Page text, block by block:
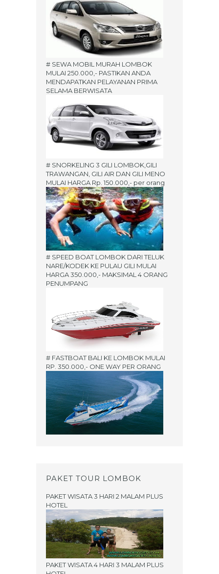
# SEWA MOBIL MURAH LOMBOK
MULAI 250.000,- PASTIKAN ANDA
MENDAPATKAN PELAYANAN PRIMA
SELAMA BERWISATA
# SNORKELING 3 GILI LOMBOK,GILI
TRAWANGAN, GILI AIR DAN GILI MENO
MULAI HARGA Rp. 150.000,- per orang
# SPEED BOAT LOMBOK DARI TELUK
NARE/KODEK KE PULAU GILI MULAI
HARGA 350.000,- MAKSIMAL 4 ORANG
PENUMPANG
# FASTBOAT BALI KE LOMBOK MULAI
RP. 350.000,- ONE WAY PER ORANG
PAKET TOUR LOMBOK
PAKET WISATA 3 HARI 2 MALAM PLUS
HOTEL
PAKET WISATA 4 HARI 3 MALAM PLUS